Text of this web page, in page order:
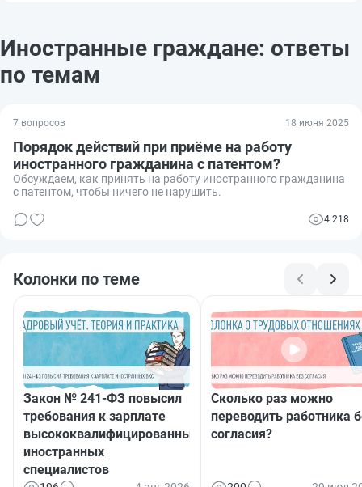
Иностранные граждане: ответы
по темам
7 вопросов 18 июня 2025
Порядок действий при приёме на работу
иностранного гражданина с патентом?
Обсуждаем, как принять на работу иностранного гражданина
с патентом, чтобы ничего не нарушить.
4 218
Колонки по теме
Закон № 241-ФЗ повысил
требования к зарплате
высококвалифицированных
иностранных
специалистов
Сколько раз можно
переводить работника
согласия?